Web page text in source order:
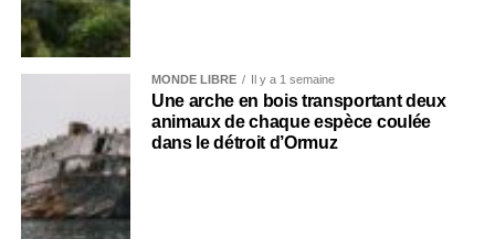
MONDE LIBRE Il y a 1 semaine
Une arche en bois transportant deux
animaux de chaque espèce coulée
dans le détroit d’Ormuz